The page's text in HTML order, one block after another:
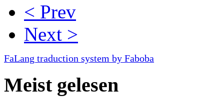
< Prev
Next >
FaLang traduction system by Faboba
Meist gelesen